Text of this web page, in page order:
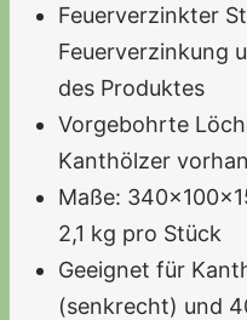
Feuerverzinkter
Feuerverzinkung
des Produktes
Vorgebohrte
Kanthölzer
Maße:
2,1 kg pro Stück
Geeignet für
(senkrecht) und